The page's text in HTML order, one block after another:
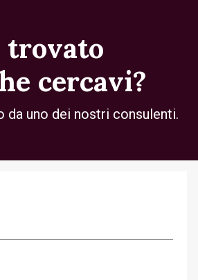
trovato
cercavi?
da uno dei nostri consulenti.